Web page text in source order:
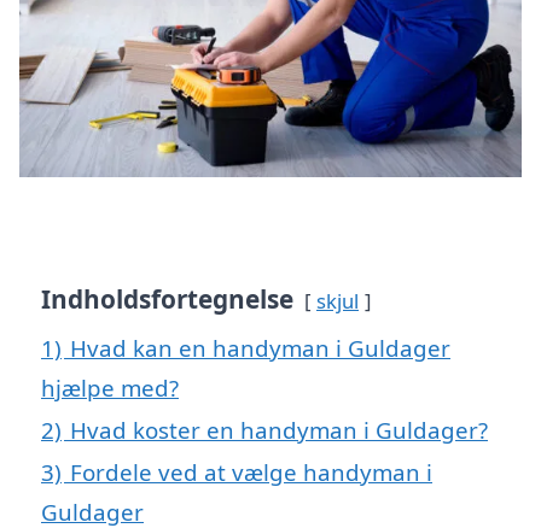
Indholdsfortegnelse skjul
1) Hvad kan en handyman i Guldager
hjælpe med?
2) Hvad koster en handyman i Guldager?
3) Fordele ved at vælge handyman i
Guldager